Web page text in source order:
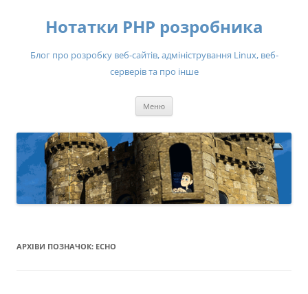
Нотатки PHP розробника
Блог про розробку веб-сайтів, адміністрування Linux, веб-
серверів та про інше
Меню
АРХІВИ ПОЗНАЧОК: ECHO